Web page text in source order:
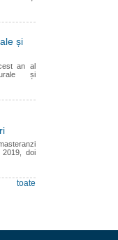
și
an al
și
2019, doi
toate